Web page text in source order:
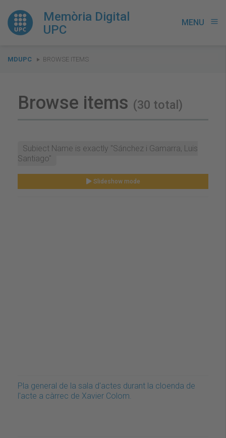
Memòria Digital
UPC
MENU menu
You
MDUPC BROWSE ITEMS
Browse items (30 total)
Subject Name is exactly "Sánchez i Gamarra, Luis
Santiago"
Slideshow mode
Pla general de la sala d'actes durant la cloenda de
l'acte a càrrec de Xavier Colom.